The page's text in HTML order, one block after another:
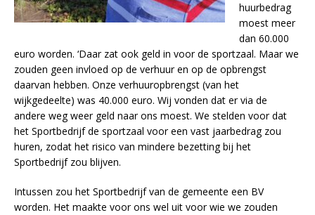
huurbedrag
moest meer
dan 60.000
euro worden. ‘Daar zat ook geld in voor de sportzaal. Maar we
zouden geen invloed op de verhuur en op de opbrengst
daarvan hebben. Onze verhuuropbrengst (van het
wijkgedeelte) was 40.000 euro. Wij vonden dat er via de
andere weg weer geld naar ons moest. We stelden voor dat
het Sportbedrijf de sportzaal voor een vast jaarbedrag zou
huren, zodat het risico van mindere bezetting bij het
Sportbedrijf zou blijven.
Intussen zou het Sportbedrijf van de gemeente een BV
worden. Het maakte voor ons wel uit voor wie we zouden